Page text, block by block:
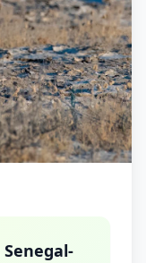
Senegal-